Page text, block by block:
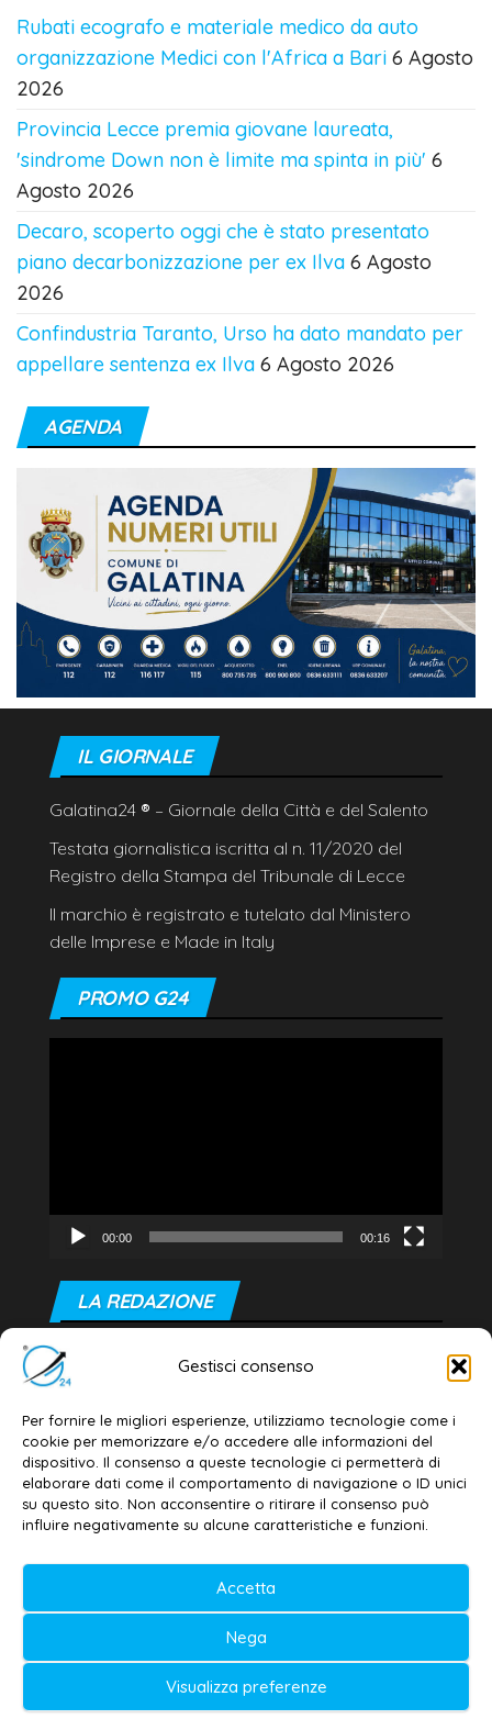
Gestisci consenso
Per fornire le migliori esperienze, utilizziamo tecnologie come i
cookie per memorizzare e/o accedere alle informazioni del
dispositivo. Il consenso a queste tecnologie ci permetterà di
elaborare dati come il comportamento di navigazione o ID unici
su questo sito. Non acconsentire o ritirare il consenso può
influire negativamente su alcune caratteristiche e funzioni.
Accetta
Nega
Visualizza preferenze
Rubati ecografo e materiale medico da auto
organizzazione Medici con l'Africa a Bari 6 Agosto
2026
Provincia Lecce premia giovane laureata,
'sindrome Down non è limite ma spinta in più' 6
Agosto 2026
Decaro, scoperto oggi che è stato presentato
piano decarbonizzazione per ex Ilva 6 Agosto
2026
Confindustria Taranto, Urso ha dato mandato per
appellare sentenza ex Ilva 6 Agosto 2026
AGENDA
IL GIORNALE
Galatina24 ® – Giornale della Città e del Salento
Testata giornalistica iscritta al n. 11/2020 del
Registro della Stampa del Tribunale di Lecce
Il marchio è registrato e tutelato dal Ministero
delle Imprese e Made in Italy
PROMO G24
00:00 00:16
LA REDAZIONE
Editore e direttore responsabile:
Dott. Daniele G. Masciullo
Email: redazione@galatina24.it
Contatti –Disclaimer
Privacy policy –Cookie policy
Testata iscritta al n. 11/2020 Registro della
Stampa Tribunale di Lecce
Editore e direttore responsabile:
Daniele G. Masciullo